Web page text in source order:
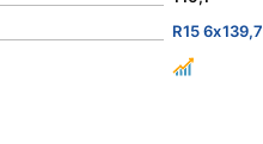
R15 6x139,7